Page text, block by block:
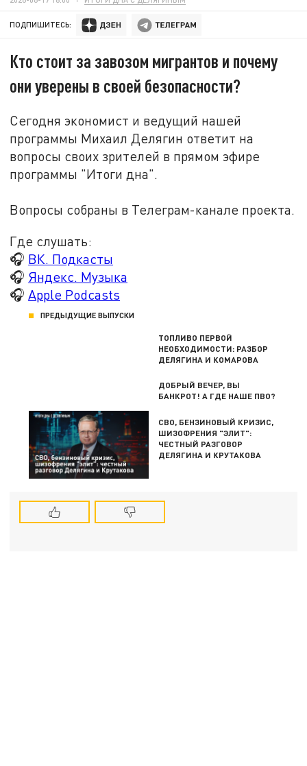
ПОДПИШИТЕСЬ:
Кто стоит за завозом мигрантов и почему
они уверены в своей безопасности?
Сегодня экономист и ведущий нашей
программы Михаил Делягин ответит на
вопросы своих зрителей в прямом эфире
программы "Итоги дна".
Вопросы собраны в Телеграм-канале проекта.
Где слушать:
🎧 ВК. Подкасты
🎧 Яндекс. Музыка
🎧 Apple Podcasts
ПРЕДЫДУЩИЕ ВЫПУСКИ
ТОПЛИВО ПЕРВОЙ
НЕОБХОДИМОСТИ: РАЗБОР
ДЕЛЯГИНА И КОМАРОВА
ДОБРЫЙ ВЕЧЕР, ВЫ
БАНКРОТ! А ГДЕ НАШЕ ПВО?
СВО, БЕНЗИНОВЫЙ КРИЗИС,
ШИЗОФРЕНИЯ "ЭЛИТ":
ЧЕСТНЫЙ РАЗГОВОР
ДЕЛЯГИНА И КРУТАКОВА